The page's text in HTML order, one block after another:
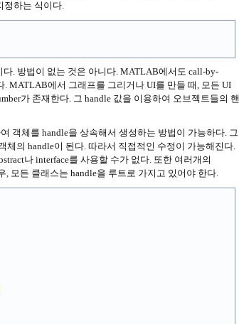
정하는 식이다.
. 방법이 없는 것은 아니다. MATLAB에서도 call-by-
. MATLAB에서 그래프를 그리거나 UI를 만들 때, 모든 UI
가 존재한다. 그 handle 값을 이용하여 오브젝트들의 핸
객체를 handle을 상속해서 생성하는 방법이 가능하다. 그
체의 handle이 된다. 따라서 직접적인 수정이 가능해진다.
나 interface를 사용할 수가 없다. 또한 여러개의
, 모든 클래스는 handle을 루트로 가지고 있어야 한다.